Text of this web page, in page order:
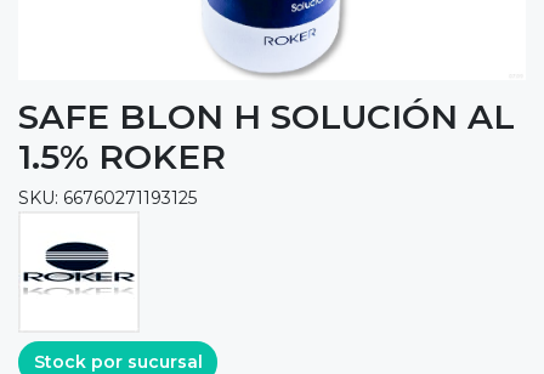
SAFE BLON H SOLUCIÓN AL
1.5% ROKER
SKU: 66760271193125
Stock por sucursal